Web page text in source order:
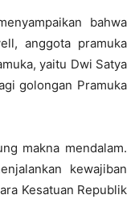
bahwa
anggota pramuka
yaitu Dwi Satya
golongan Pramuka
makna mendalam.
kewajiban
Kesatuan Republik